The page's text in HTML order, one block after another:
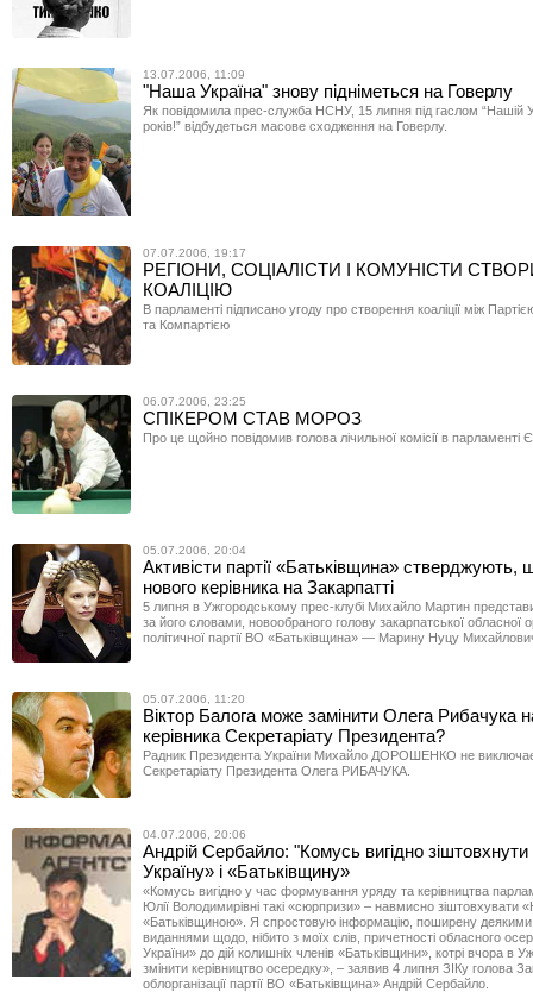
13.07.2006, 11:09
"Наша Україна" знову підніметься на Говерлу
Як повідомила прес-служба НСНУ, 15 липня під гаслом “Нашій
років!” відбудеться масове сходження на Говерлу.
07.07.2006, 19:17
РЕГІОНИ, СОЦІАЛІСТИ І КОМУНІСТИ
КОАЛІЦІЮ
В парламенті підписано угоду про створення коаліції між
та Компартією
06.07.2006, 23:25
СПІКЕРОМ СТАВ МОРОЗ
Про це щойно повідомив голова лічильної комісії в парламенті
05.07.2006, 20:04
Активісти партії «Батьківщина» стверджують,
нового керівника на Закарпатті
5 липня в Ужгородському прес-клубі Михайло Мартин
за його словами, новообраного голову закарпатської обласної
політичної партії ВО «Батьківщина» — Марину Нуцу
05.07.2006, 11:20
Віктор Балога може замінити Олега Рибачука
керівника Секретаріату Президента?
Радник Президента України Михайло ДОРОШЕНКО не виключає
Секретаріату Президента Олега РИБАЧУКА.
04.07.2006, 20:06
Андрій Сербайло: "Комусь вигідно
Україну» і «Батьківщину»
«Комусь вигідно у час формування уряду та керівництва
Юлії Володимирівні такі «сюрпризи» – навмисно зіштовхувати
«Батьківщиною». Я спростовую інформацію, поширену деякими
виданнями щодо, нібито з моїх слів, причетності обласного
України» до дій колишніх членів «Батьківщини», котрі вчора в
змінити керівництво осередку», – заявив 4 липня ЗІКу голова
облорганізації партії ВО «Батьківщина» Андрій Сербайло.